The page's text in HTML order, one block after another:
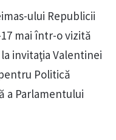
ului Republicii
mai într-o vizită
invitaţia Valentinei
Politică
a Parlamentului